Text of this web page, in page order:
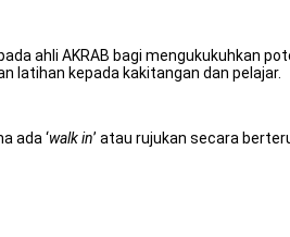
ahli AKRAB bagi mengukukuhkan
latihan kepada kakitangan dan pelajar.
ada ‘walk in’ atau rujukan secara